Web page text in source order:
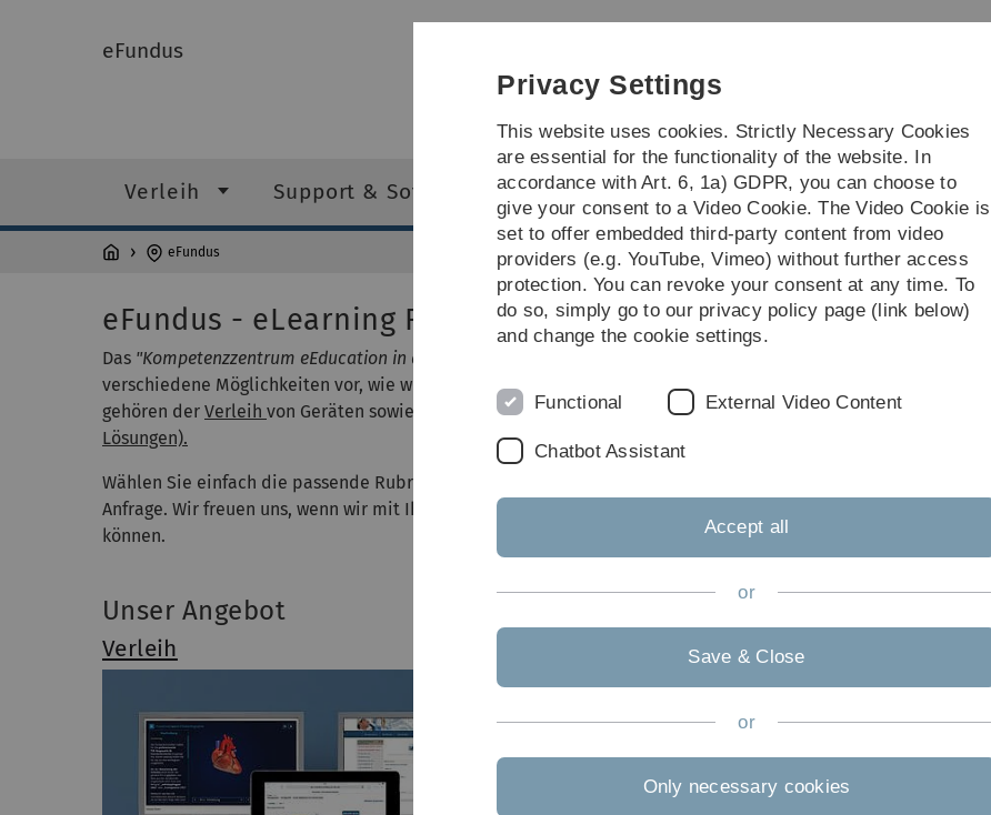
Skip
Skip
Skip
Skip
eFundus
Verleih Support & Software Anfrage
eFundus
eFundus - eLearning Ressourcen für Ihre Lehre
Das "Kompetenzzentrum eEducation in der Medizin Baden-Württemberg"
verschiedene Möglichkeiten vor, wie wir Sie in der Digitalisierung Ihrer Lehre unterstützen können. Dazu
gehören der Verleih von Geräten sowie Beratungenund Schulungen ( z.B. zu verschiedenenSoftware-
Lösungen).
Wählen Sie einfach die passende Rubrik, informieren Sie sich und schicken Sie uns anschließend eine
Anfrage. Wir freuen uns, wenn wir mit Ihnen gemeinsam an einer Weiterentwicklung der Lehre arbeiten
können.
Unser Angebot
Verleih Software & Co
Privacy Settings
This website uses cookies. Strictly Necessary Cookies
are essential for the functionality of the website. In
accordance with Art. 6, 1a) GDPR, you can choose to
give your consent to a Video Cookie. The Video Cookie is
set to offer embedded third-party content from video
providers (e.g. YouTube, Vimeo) without further access
protection. You can revoke your consent at any time. To
do so, simply go to our privacy policy page (link below)
and change the cookie settings.
Functional External Video Content
Chatbot Assistant
Accept all
or
Save & Close
or
Only necessary cookies